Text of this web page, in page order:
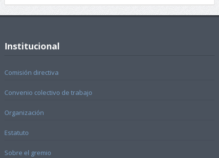
Institucional
Comisión directiva
Convenio colectivo de trabajo
Organización
Estatuto
Sobre el gremio